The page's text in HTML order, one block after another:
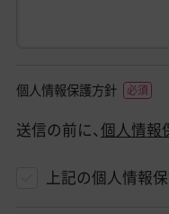
個人情報保護方針
送信の前に、 個人情報
上記の個人情報